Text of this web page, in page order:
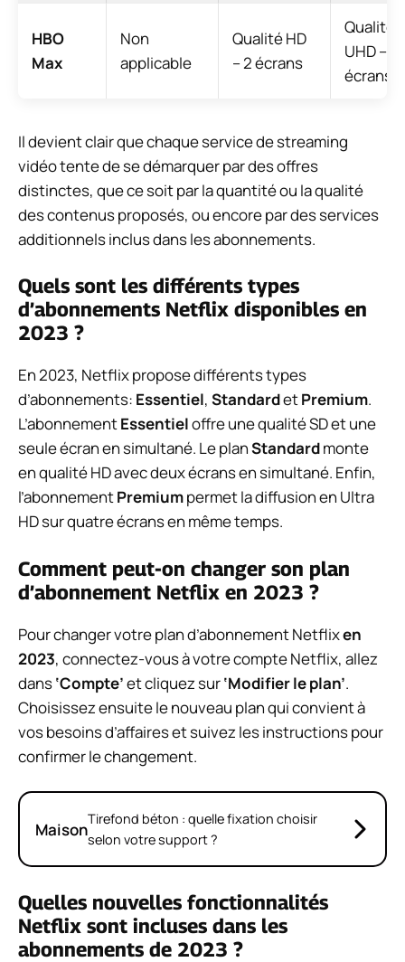
HBO
Max
Non
applicable
Qualité HD
– 2 écrans
Qualité
UHD – 3
écrans
Il devient clair que chaque service de streaming
vidéo tente de se démarquer par des offres
distinctes, que ce soit par la quantité ou la qualité
des contenus proposés, ou encore par des services
additionnels inclus dans les abonnements.
Quels sont les différents types
d’abonnements Netflix disponibles en
2023 ?
En 2023, Netflix propose différents types
d’abonnements: Essentiel, StandardetPremium.
L’abonnementEssentieloffre une qualité SD et une
seule écran en simultané. Le planStandardmonte
en qualité HD avec deux écrans en simultané. Enfin,
l’abonnementPremiumpermet la diffusion en Ultra
HD sur quatre écrans en même temps.
Comment peut-on changer son plan
d’abonnement Netflix en 2023 ?
Pour changer votre plan d’abonnement Netflixen
2023, connectez-vous à votre compte Netflix, allez
dans‘Compte’et cliquez sur‘Modifier le plan’.
Choisissez ensuite le nouveau plan qui convient à
vos besoins d’affaires et suivez les instructions pour
confirmer le changement.
MaisonTirefond béton : quelle fixation choisir
selon votre support ?
Quelles nouvelles fonctionnalités
Netflix sont incluses dans les
abonnements de 2023 ?